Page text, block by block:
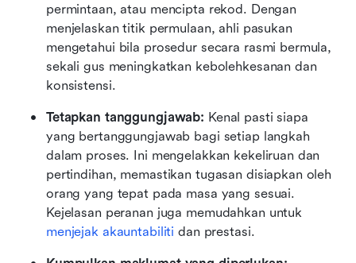
permintaan, atau mencipta rekod. Dengan
menjelaskan titik permulaan, ahli pasukan
mengetahui bila prosedur secara rasmi bermula,
sekali gus meningkatkan kebolehkesanan dan
konsistensi.
Tetapkan tanggungjawab: Kenal pasti siapa
yang bertanggungjawab bagi setiap langkah
dalam proses. Ini mengelakkan kekeliruan dan
pertindihan, memastikan tugasan disiapkan oleh
orang yang tepat pada masa yang sesuai.
menjejak akauntabiliti dan prestasi.